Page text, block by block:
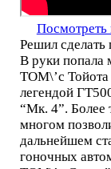
Посмотреть
Решил сделать
В руки попала
ТОМ\’с Тойота
легендой
“Мк. 4”. Более
многом
дальнейшем
гоночных